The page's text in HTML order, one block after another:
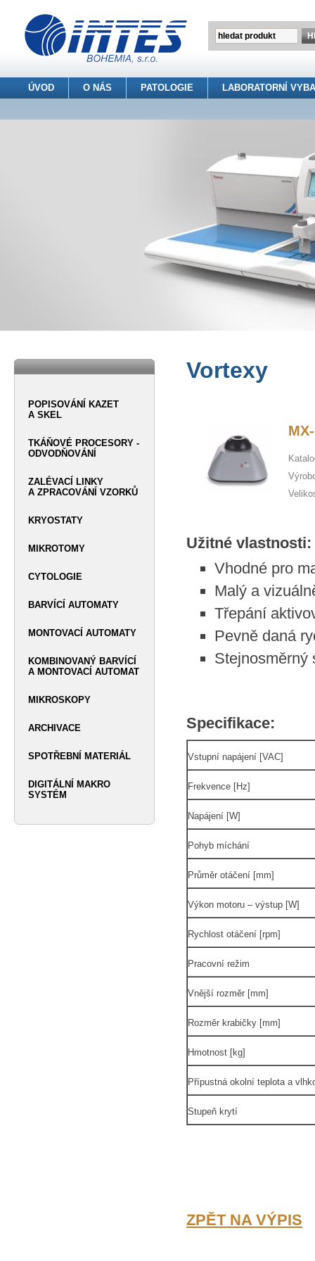
ÚVOD O NÁS PATOLOGIE LABORATORNÍ
Vortexy
Užitné vlastnosti:
Vhodné pro
Malý a
Třepání
Pevně daná
Stejnosměrný
Specifikace:
Vstupní napájení [VAC]
Frekvence [Hz]
Napájení [W]
Pohyb míchání
Průměr otáčení [mm]
Výkon motoru – výstup [W]
Rychlost otáčení [rpm]
Pracovní režim
Vnější rozměr [mm]
Rozměr krabičky [mm]
Hmotnost [kg]
Přípustná okolní teplota a
Stupeň krytí
ZPĚT NA VÝPIS
POPISOVÁNÍ KAZET
A SKEL
TKÁŇOVÉ PROCESORY -
ODVODŇOVÁNÍ
ZALÉVACÍ LINKY
A ZPRACOVÁNÍ VZORKŮ
KRYOSTATY
MIKROTOMY
CYTOLOGIE
BARVÍCÍ AUTOMATY
MONTOVACÍ AUTOMATY
KOMBINOVANÝ BARVÍCÍ
A MONTOVACÍ AUTOMAT
MIKROSKOPY
ARCHIVACE
SPOTŘEBNÍ MATERIÁL
DIGITÁLNÍ MAKRO
SYSTÉM